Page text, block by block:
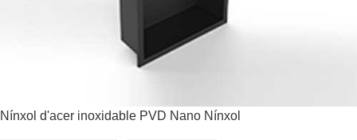
Nínxol d'acer inoxidable PVD Nano Nínxol